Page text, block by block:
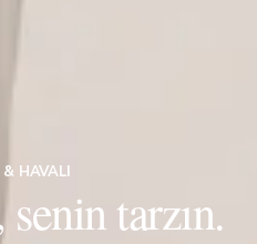
HAVALI
tarzın.